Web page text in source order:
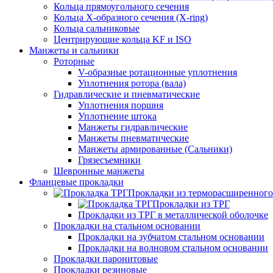
Кольца прямоугольного сечения
Кольца Х-образного сечения (X-ring)
Кольца сальниковые
Центрирующие кольца KF и ISO
Манжеты и сальники
Роторные
V-образные ротационные уплотнения
Уплотнения ротора (вала)
Гидравлические и пневматические
Уплотнения поршня
Уплотнение штока
Манжеты гидравлические
Манжеты пневматические
Манжеты армированные (Сальники)
Грязесъемники
Шевронные манжеты
Фланцевые прокладки
Прокладки из
Прокладки из ТРГ
Прокладки из ТРГ в металлической оболочке
Прокладки на стальном основании
Прокладки на зубчатом стальном основании
Прокладки на волновом стальном основании
Прокладки паронитовые
Прокладки резиновые